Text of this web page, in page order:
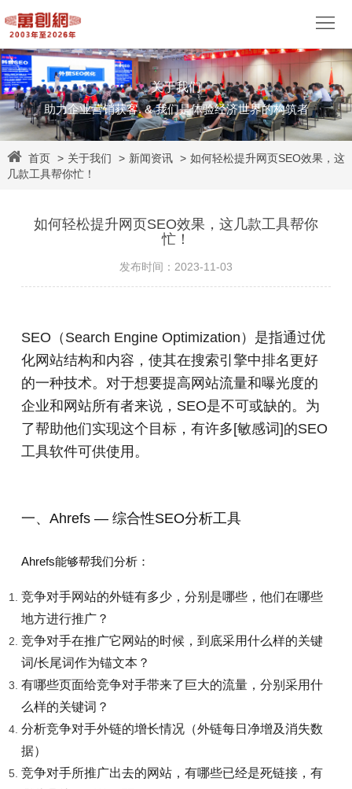
网
站
建
营
销
视
关于我们
助力企业营销获客. & 我们是体验经济世界的构筑者
首页 > 关于我们 > 新闻资讯 > 如何轻松提升网页SEO效果，这
几款工具帮你忙！
如何轻松提升网页SEO效果，这几款工具帮你
忙！
发布时间：2023-11-03
SEO（Search Engine Optimization）是指通过优
化网站结构和内容，使其在搜索引擎中排名更好
的一种技术。对于想要提高网站流量和曝光度的
企业和网站所有者来说，SEO是不可或缺的。为
了帮助他们实现这个目标，有许多[敏感词]的SEO
工具软件可供使用。
一、Ahrefs — 综合性SEO分析工具
Ahrefs能够帮我们分析：
竞争对手网站的外链有多少，分别是哪些，他们在哪些
地方进行推广？
竞争对手在推广它网站的时候，到底采用什么样的关键
词/长尾词作为锚文本？
有哪些页面给竞争对手带来了巨大的流量，分别采用什
么样的关键词？
分析竞争对手外链的增长情况（外链每日净增及消失数
据）
竞争对手所推广出去的网站，有哪些已经是死链接，有